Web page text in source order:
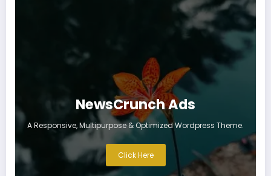
NewsCrunch Ads
A Responsive, Multipurpose & Optimized Wordpress Theme.
Click Here